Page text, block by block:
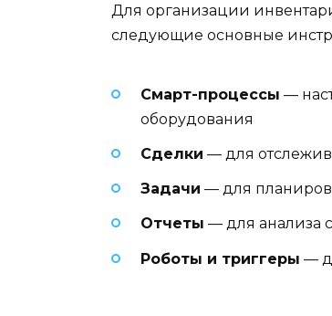
Для организации
следующие основные
Смарт-процессы —
оборудования
Сделки — для
Задачи — для
Отчеты — для анализа
Роботы и триггеры —